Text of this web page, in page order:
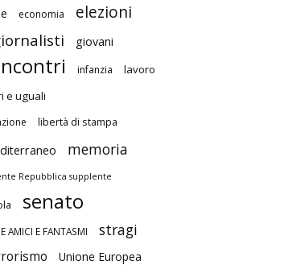
economia elezioni
giovani
infanzia lavoro
e uguali
libertà di stampa
memoria
Repubblica supplente
senato
AMICI E FANTASMI stragi
Unione Europea